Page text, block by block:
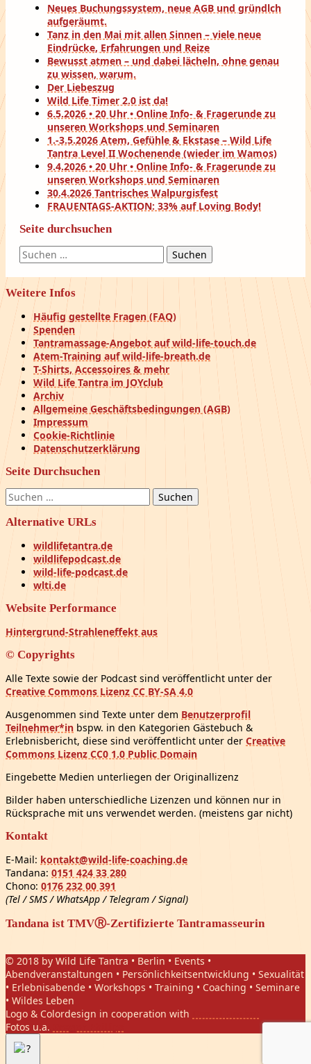
Neues Buchungssystem, neue AGB und gründlch
aufgeräumt.
Tanz in den Mai mit allen Sinnen – viele neue
Eindrücke, Erfahrungen und Reize
Bewusst atmen – und dabei lächeln, ohne genau
zu wissen, warum.
Der Liebeszug
Wild Life Timer 2.0 ist da!
6.5.2026 • 20 Uhr • Online Info- & Fragerunde zu
unseren Workshops und Seminaren
1.-3.5.2026 Atem, Gefühle & Ekstase – Wild Life
Tantra Level II Wochenende (wieder im Wamos)
9.4.2026 • 20 Uhr • Online Info- & Fragerunde zu
unseren Workshops und Seminaren
30.4.2026 Tantrisches Walpurgisfest
FRAUENTAGS-AKTION: 33% auf Loving Body!
Seite durchsuchen
Suchen
nach:
Weitere Infos
Häufig gestellte Fragen (FAQ)
Spenden
Tantramassage-Angebot auf wild-life-touch.de
Atem-Training auf wild-life-breath.de
T-Shirts, Accessoires & mehr
Wild Life Tantra im JOYclub
Archiv
Allgemeine Geschäftsbedingungen (AGB)
Impressum
Cookie-Richtlinie
Datenschutzerklärung
Seite Durchsuchen
Suchen
nach:
Alternative URLs
wildlifetantra.de
wildlifepodcast.de
wild-life-podcast.de
wlti.de
Website Performance
Hintergrund-Strahleneffekt aus
© Copyrights
Alle Texte sowie der Podcast sind veröffentlicht unter der
Creative Commons Lizenz CC BY-SA 4.0
Ausgenommen sind Texte unter dem Benutzerprofil
Teilnehmer*in bspw. in den Kategorien Gästebuch &
Erlebnisbericht, diese sind veröffentlicht unter der Creative
Commons Lizenz CC0 1.0 Public Domain
Eingebette Medien unterliegen der Originallizenz
Bilder haben unterschiedliche Lizenzen und können nur in
Rücksprache mit uns verwendet werden. (meistens gar nicht)
Kontakt
E-Mail: kontakt@wild-life-coaching.de
Tandana: 0151 424 33 280
Chono: 0176 232 00 391
(Tel / SMS / WhatsApp / Telegram / Signal)
Tandana ist TMVⓇ-Zertifizierte Tantramasseurin
© 2018 by Wild Life Tantra • Berlin • Events •
Abendveranstaltungen • Persönlichkeitsentwicklung • Sexualität
• Erlebnisabende • Workshops • Training • Coaching • Seminare
• Wildes Leben
Logo & Colordesign in cooperation with
Fotos u.a.